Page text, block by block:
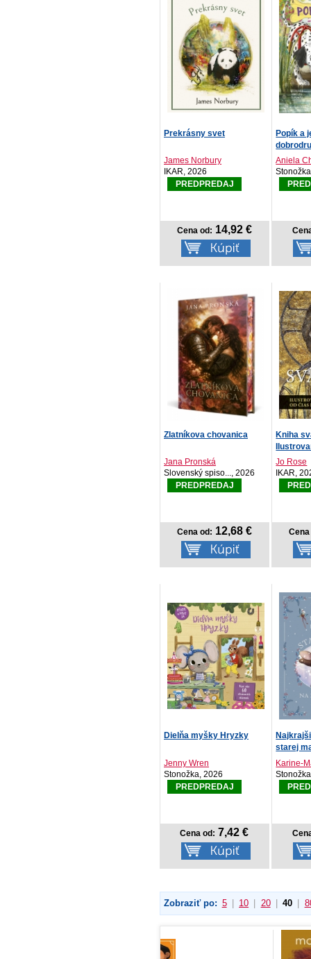
Prekrásny svet
James Norbury
IKAR, 2026
PREDPREDAJ
Cena od: 14,92 €
Popík a
Aniela
Zlatníkova chovanica
Jana Pronská
Slovenský spiso..., 2026
PREDPREDAJ
Cena od: 12,68 €
Kniha
Jo Rose
IKAR,
Dielňa myšky Hryzky
Jenny Wren
Stonožka, 2026
PREDPREDAJ
Cena od: 7,42 €
starej
Karine-
Zobraziť po: 5 10 20 40